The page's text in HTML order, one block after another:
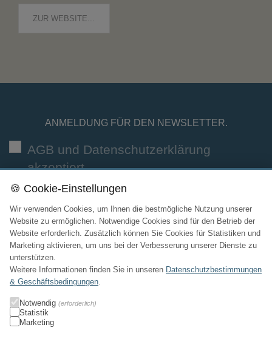
🍪 Cookie-Einstellungen
Wir verwenden Cookies, um Ihnen die bestmögliche Nutzung unserer
Website zu ermöglichen. Notwendige Cookies sind für den Betrieb der
Website erforderlich. Zusätzlich können Sie Cookies für Statistiken und
Marketing aktivieren, um uns bei der Verbesserung unserer Dienste zu
unterstützen.
Weitere Informationen finden Sie in unseren Datenschutzbestimmungen
& Geschäftsbedingungen.
Notwendig (erforderlich)
Statistik
Marketing
ZUR WEBSITE...
ANMELDUNG FÜR DEN NEWSLETTER.
AGB und Datenschutzerklärung
akzeptiert
KONTAKT
SORTIMENT
LINKS